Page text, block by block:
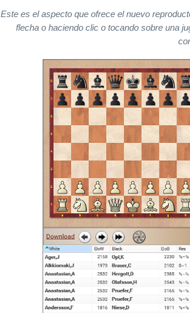
Este es el aspecto que ofrece el nuevo
flecha o haciendo clic o tocando sobre una